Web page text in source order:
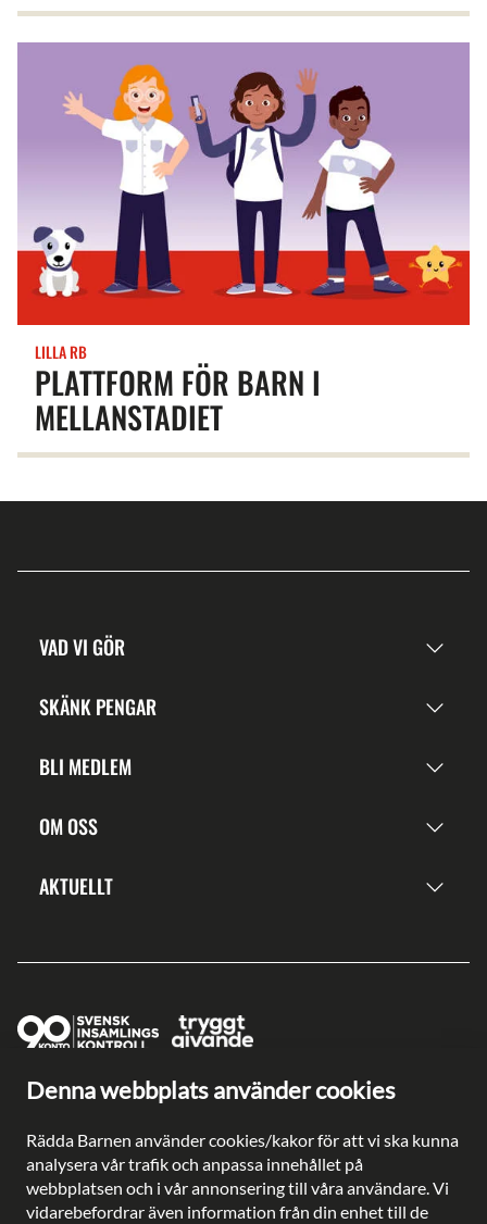
Denna webbplats använder cookies
Rädda Barnen använder cookies/kakor för att vi ska kunna
analysera vår trafik och anpassa innehållet på
webbplatsen och i vår annonsering till våra användare. Vi
vidarebefordrar även information från din enhet till de
PLATTFORM FÖR BARN I
MELLANSTADIET
LILLA RB
VAD VI GÖR
SKÄNK PENGAR
BLI MEDLEM
OM OSS
AKTUELLT
Ge en gåva direkt
Plusgiro: 90 2003-3
Bankgiro: 902-0033
Säkra betalningar med